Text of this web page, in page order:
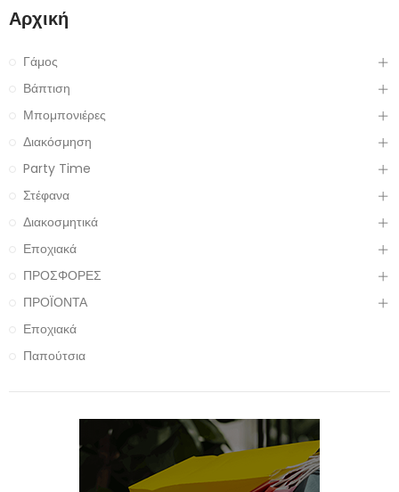
Αρχική
Γάμος
Βάπτιση
Μπομπονιέρες
Διακόσμηση
Party Time
Στέφανα
Διακοσμητικά
Εποχιακά
ΠΡΟΣΦΟΡΕΣ
ΠΡΟΪΟΝΤΑ
Εποχιακά
Παπούτσια